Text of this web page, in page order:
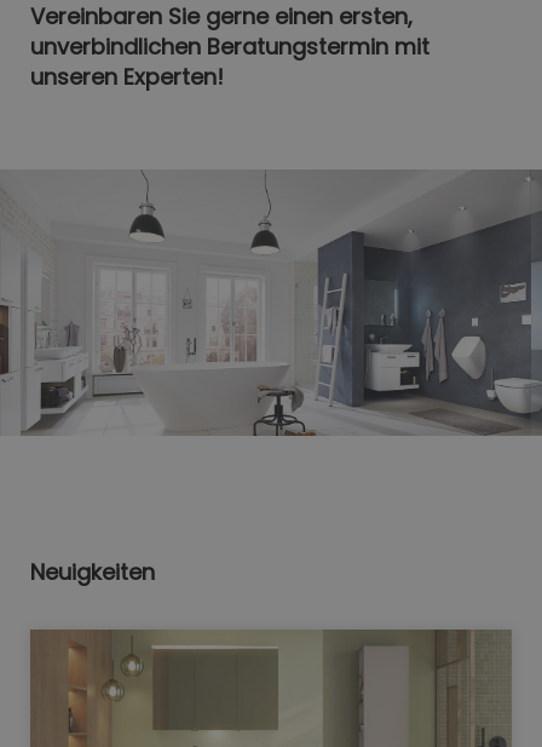
Vereinbaren Sie gerne einen ersten,
unverbindlichen Beratungstermin mit
unseren Experten!
Neuigkeiten